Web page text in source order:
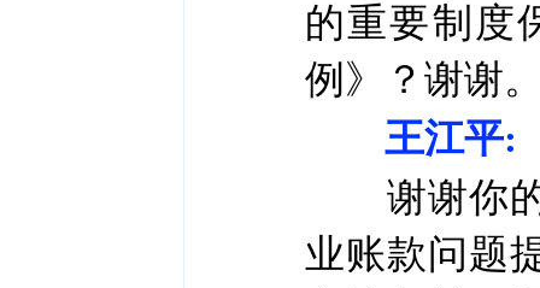
的重要制度
例》？谢谢
王江平:
谢谢你的
业账款问题